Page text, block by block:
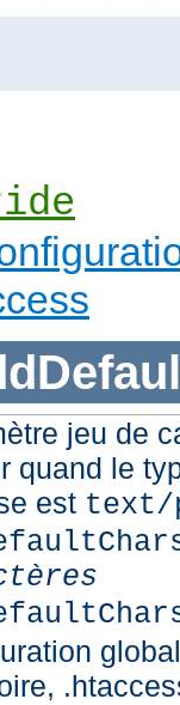
jeu de
quand le
est text/